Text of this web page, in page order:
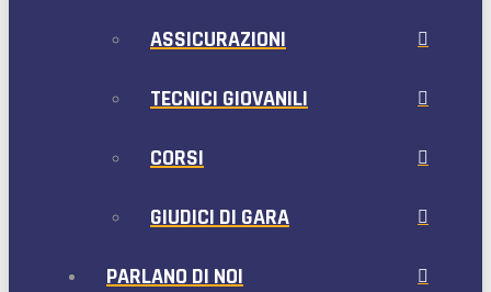
ASSICURAZIONI
TECNICI GIOVANILI
CORSI
GIUDICI DI GARA
PARLANO DI NOI